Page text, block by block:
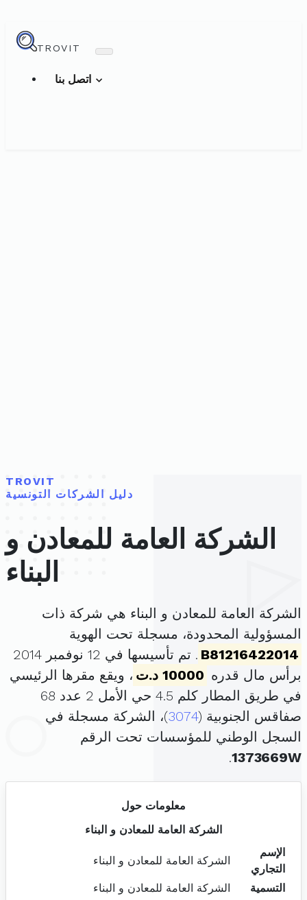
TROVIT
TROVIT
دليل الشركات التونسية
الشركة العامة للمعادن و
البناء
الشركة العامة للمعادن و البناء هي شركة ذات
المسؤولية المحدودة، مسجلة تحت الهوية
B81216422014
. تم تأسيسها في 12 نوفمبر 2014
برأس مال قدره 10000 د.ت
، ويقع مقرها الرئيسي
في طريق المطار كلم 4.5 حي الأمل 2 عدد 68
صفاقس الجنوبية (3074)، الشركة مسجلة في
السجل الوطني للمؤسسات تحت الرقم
1373669W
.
معلومات حول
الشركة العامة للمعادن و البناء
الإسم
التجاري
الشركة العامة للمعادن و البناء
التسمية
الشركة العامة للمعادن و البناء